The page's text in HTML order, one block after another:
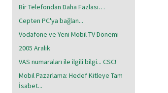
Bir Telefondan Daha Fazlası…
Cepten PC'ya bağlan...
Vodafone ve Yeni Mobil TV Dönemi
2005 Aralık
VAS numaraları ile ilgili bilgi... CSC!
Mobil Pazarlama: Hedef Kitleye Tam
İsabet...